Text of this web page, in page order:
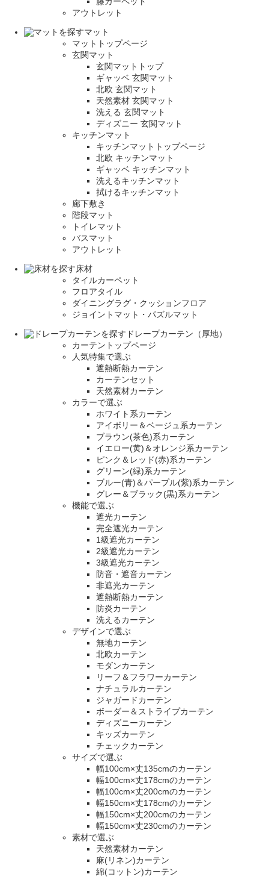
アウトレット
マット
マットトップページ
玄関マット
玄関マットトップ
ギャッベ 玄関マット
北欧 玄関マット
天然素材 玄関マット
洗える 玄関マット
ディズニー 玄関マット
キッチンマット
キッチンマットトップページ
北欧 キッチンマット
ギャッベ キッチンマット
洗えるキッチンマット
拭けるキッチンマット
廊下敷き
階段マット
トイレマット
バスマット
アウトレット
床材
タイルカーペット
フロアタイル
ダイニングラグ・クッションフロア
ジョイントマット・パズルマット
ドレープカーテン（厚地）
カーテントップページ
人気特集で選ぶ
遮熱断熱カーテン
カーテンセット
天然素材カーテン
カラーで選ぶ
ホワイト系カーテン
アイボリー＆ベージュ系カーテン
ブラウン(茶色)系カーテン
イエロー(黄)＆オレンジ系カーテン
ピンク＆レッド(赤)系カーテン
グリーン(緑)系カーテン
ブルー(青)＆パープル(紫)系カーテン
グレー＆ブラック(黒)系カーテン
機能で選ぶ
遮光カーテン
完全遮光カーテン
1級遮光カーテン
2級遮光カーテン
3級遮光カーテン
防音・遮音カーテン
非遮光カーテン
遮熱断熱カーテン
防炎カーテン
洗えるカーテン
デザインで選ぶ
無地カーテン
北欧カーテン
モダンカーテン
リーフ＆フラワーカーテン
ナチュラルカーテン
ジャガードカーテン
ボーダー＆ストライプカーテン
ディズニーカーテン
キッズカーテン
チェックカーテン
サイズで選ぶ
幅100cm×丈135cmのカーテン
幅100cm×丈178cmのカーテン
幅100cm×丈200cmのカーテン
幅150cm×丈178cmのカーテン
幅150cm×丈200cmのカーテン
幅150cm×丈230cmのカーテン
素材で選ぶ
天然素材カーテン
麻(リネン)カーテン
綿(コットン)カーテン